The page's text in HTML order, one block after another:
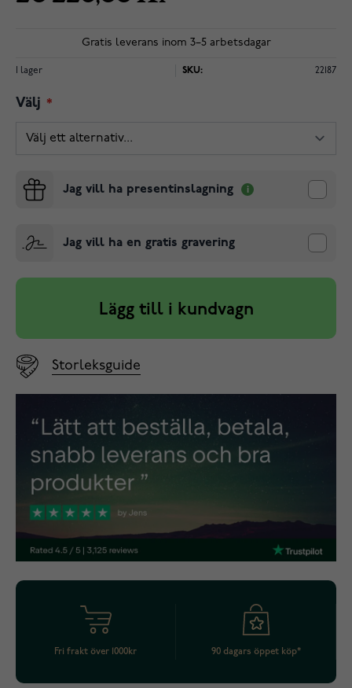
Gratis leverans inom 3–5 arbetsdagar
I lager SKU: 22187
Välj
Jag vill ha presentinslagning
Jag vill ha en gratis gravering
Lägg till i kundvagn
Storleksguide
Fri frakt över 1000kr 90 dagars öppet köp*